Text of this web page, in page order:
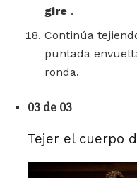
gire .
Continúa
puntada
ronda.
03 de 03
Tejer el cuerpo